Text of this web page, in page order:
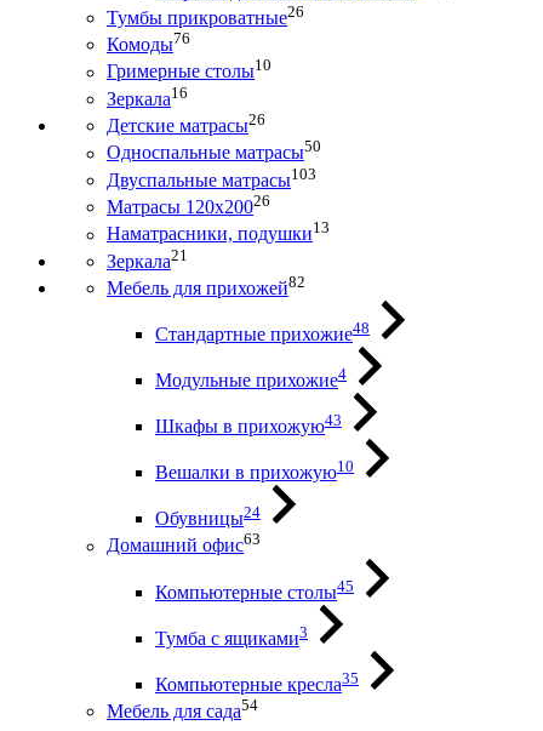
Тумбы прикроватные26
Комоды76
Гримерные столы10
Зеркала16
Детские матрасы26
Односпальные матрасы50
Двуспальные матрасы103
Матрасы 120х20026
Наматрасники, подушки13
Зеркала21
Мебель для прихожей82
Стандартные прихожие48
Модульные прихожие4
Шкафы в прихожую43
Вешалки в прихожую10
Обувницы24
Домашний офис63
Компьютерные столы45
Тумба с ящиками3
Компьютерные кресла35
Мебель для сада54